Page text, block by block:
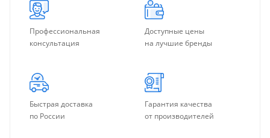
Профессиональная
консультация
Доступные цены
на лучшие бренды
Быстрая доставка
по России
Гарантия качества
от производителей